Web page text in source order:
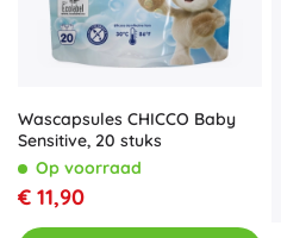
Wascapsules CHICCO Baby
Sensitive, 20 stuks
Op voorraad
€ 11,90